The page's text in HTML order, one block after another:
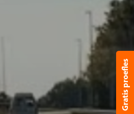
Gratis proefles